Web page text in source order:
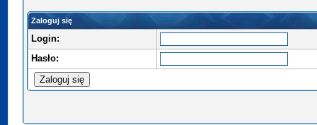
Zaloguj się
Login:
Hasło: